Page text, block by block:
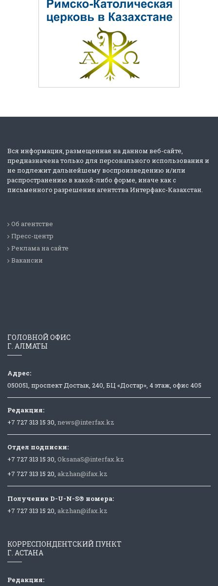
Вся информация, размещенная на данном веб-сайте,
предназначена только для персонального использования и
не подлежит дальнейшему воспроизведению и/или
распространению в какой-либо форме, иначе как с
письменного разрешения агентства Интерфакс-Казахстан.
Об агентстве
Пресс-центр
Реклама на сайте
Вакансии
ГОЛОВНОЙ ОФИС
Г. АЛМАТЫ
Адрес:
050051, проспект Достык, 240, БЦ «Достар», 4 этаж, офис 405
Редакция:
+7 727 313 15 30, news@interfax.kz
Отдел подписки:
+7 727 313 15 30, OksanaS@interfax.kz
+7 727 313 15 20, akzhan@ifax.kz
Получение D-U-N-S® номера:
+7 727 313 15 20, akzhan@ifax.kz
КОРРЕСПОНДЕНТСКИЙ ПУНКТ
Г. АСТАНА
Редакция: